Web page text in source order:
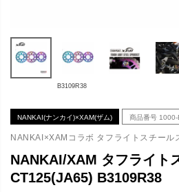
B3109R38
NANKAI(ナンカイ)×XAM(ザム) 商品番号
NANKAI×XAMコラボ タフライトスチール
NANKAI/XAM タフライト
CT125(JA65) B3109R38